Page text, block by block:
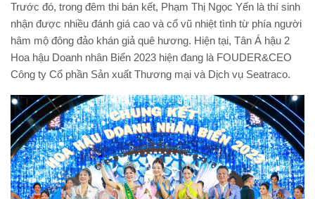
Trước đó, trong đêm thi bán kết, Phạm Thị Ngọc Yến là thí sinh
nhận được nhiều đánh giá cao và cổ vũ nhiệt tình từ phía người
hâm mộ đông đảo khán giả quê hương. Hiện tại, Tân Á hậu 2
Hoa hậu Doanh nhân Biển 2023 hiện đang là FOUDER&CEO
Công ty Cổ phần Sản xuất Thương mại và Dịch vụ Seatraco.